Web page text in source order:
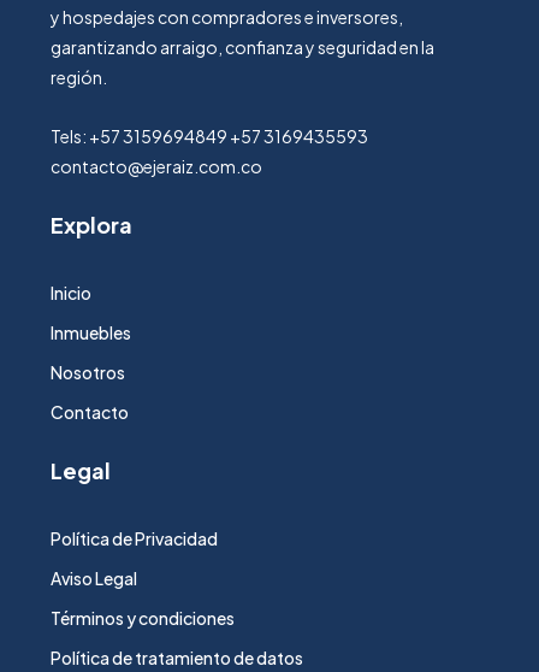
y hospedajes con compradores e inversores,
garantizando arraigo, confianza y seguridad en la
región.
Tels: +57 3159694849 +57 3169435593
contacto@ejeraiz.com.co
Explora
Inicio
Inmuebles
Nosotros
Contacto
Legal
Política de Privacidad
Aviso Legal
Términos y condiciones
Política de tratamiento de datos